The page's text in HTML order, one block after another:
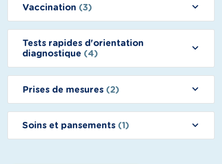
Vaccination (3)
Tests rapides d'orientation
diagnostique (4)
Prises de mesures (2)
Soins et pansements (1)